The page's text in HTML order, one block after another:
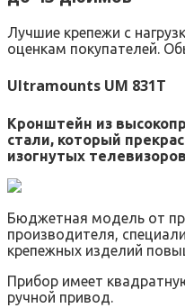
Лучшие крепежи с
оценкам покупателей.
Ultramounts UM 831T
Кронштейн из
стали, который
изогнутых
Бюджетная модель от
производителя,
крепежных изделий
Прибор имеет
ручной привод.